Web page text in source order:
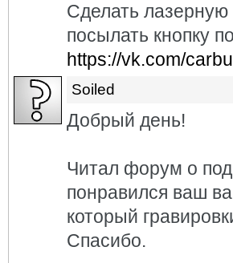
Сделать лазерную
посылать кнопку
https://vk.com/
Soiled
Добрый день!
Читал форум о
понравился ваш
который
Спасибо.